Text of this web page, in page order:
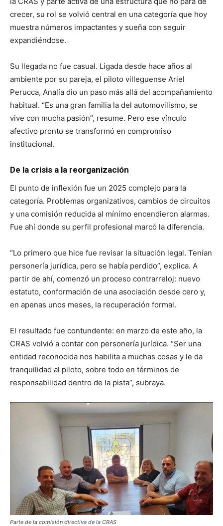
crecer, su rol se volvió central en una categoría que hoy
muestra números impactantes y sueña con seguir
expandiéndose.
Su llegada no fue casual. Ligada desde hace años al
ambiente por su pareja, el piloto villeguense Ariel
Perucca, Analía dio un paso más allá del acompañamiento
habitual. “Es una gran familia la del automovilismo, se
vive con mucha pasión”, resume. Pero ese vínculo
afectivo pronto se transformó en compromiso
institucional.
De la crisis a la reorganización
El punto de inflexión fue un 2025 complejo para la
categoría. Problemas organizativos, cambios de circuitos
y una comisión reducida al mínimo encendieron alarmas.
Fue ahí donde su perfil profesional marcó la diferencia.
“Lo primero que hice fue revisar la situación legal. Tenían
personería jurídica, pero se había perdido”, explica. A
partir de ahí, comenzó un proceso contrarreloj: nuevo
estatuto, conformación de una asociación desde cero y,
en apenas unos meses, la recuperación formal.
El resultado fue contundente: en marzo de este año, la
CRAS volvió a contar con personería jurídica. “Ser una
entidad reconocida nos habilita a muchas cosas y le da
tranquilidad al piloto, sobre todo en términos de
responsabilidad dentro de la pista”, subraya.
Parte de la comisión directiva de la CRAS